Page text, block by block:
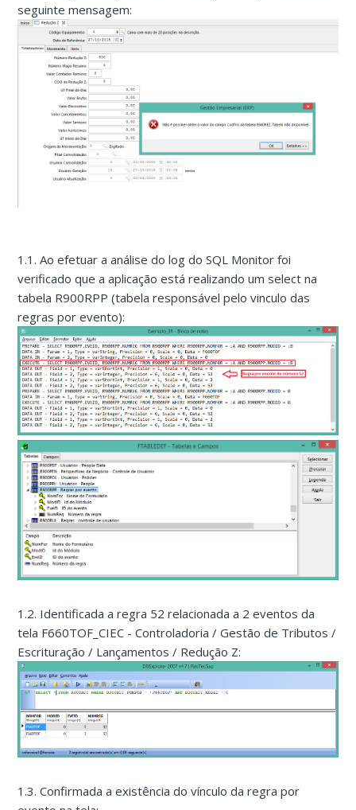
seguinte mensagem:
1.1. Ao efetuar a análise do log do SQL Monitor foi
verificado que a aplicação está realizando um select na
tabela R900RPP (tabela responsável pelo vinculo das
regras por evento):
1.2. Identificada a regra 52 relacionada a 2 eventos da
tela F660TOF_CIEC - Controladoria / Gestão de Tributos /
Escrituração / Lançamentos / Redução Z:
1.3. Confirmada a existência do vínculo da regra por